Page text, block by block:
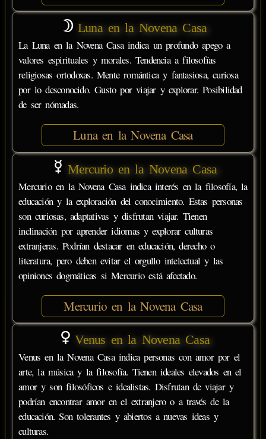
Luna en la Novena Casa
La Luna en la Novena Casa indica un profundo apego a
valores espirituales y morales. Tendencia a filosofías
religiosas ortodoxas. Mente romántica y fantasiosa, curiosa
por lo desconocido. Gusto por viajar y explorar. Posibilidad
de ser nómadas.
Luna en la Novena Casa
Mercurio en la Novena Casa
Mercurio en la Novena Casa indica interés en la filosofía, la
educación y la exploración del conocimiento. Estas personas
son curiosas, adaptativas y disfrutan viajar. Tienen
inclinación por aprender idiomas y explorar culturas
extranjeras. Podrían destacar en educación, derecho o
literatura, pero deben evitar el orgullo intelectual y las
opiniones dogmáticas si Mercurio está afectado.
Mercurio en la Novena Casa
Venus en la Novena Casa
Venus en la Novena Casa indica personas con amor por el
arte, la música y la filosofía. Tienen ideales elevados en el
amor y son filosóficos e idealistas. Disfrutan de viajar y
podrían encontrar amor en el extranjero o a través de la
educación. Son tolerantes y abiertos a nuevas ideas y
culturas.